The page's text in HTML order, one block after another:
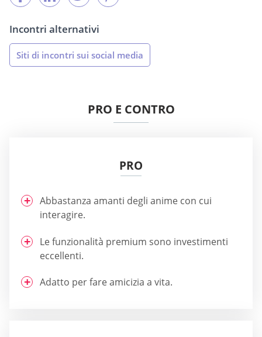
Incontri alternativi
Siti di incontri sui social media
PRO E CONTRO
PRO
Abbastanza amanti degli anime con cui
interagire.
Le funzionalità premium sono investimenti
eccellenti.
Adatto per fare amicizia a vita.